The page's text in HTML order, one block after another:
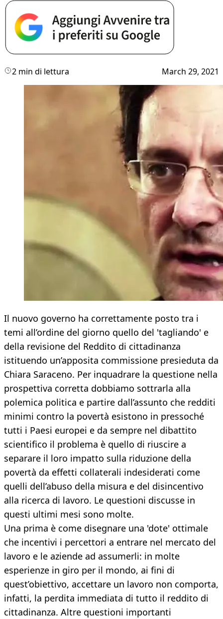
2 min di lettura March 29, 2021
Il nuovo governo ha correttamente posto tra i
temi all’ordine del giorno quello del 'tagliando' e
della revisione del Reddito di cittadinanza
istituendo un’apposita commissione presieduta da
Chiara Saraceno. Per inquadrare la questione nella
prospettiva corretta dobbiamo sottrarla alla
polemica politica e partire dall’assunto che redditi
minimi contro la povertà esistono in pressoché
tutti i Paesi europei e da sempre nel dibattito
scientifico il problema è quello di riuscire a
separare il loro impatto sulla riduzione della
povertà da effetti collaterali indesiderati come
quelli dell’abuso della misura e del disincentivo
alla ricerca di lavoro. Le questioni discusse in
questi ultimi mesi sono molte.
Una prima è come disegnare una 'dote' ottimale
che incentivi i percettori a entrare nel mercato del
lavoro e le aziende ad assumerli: in molte
esperienze in giro per il mondo, ai fini di
quest’obiettivo, accettare un lavoro non comporta,
infatti, la perdita immediata di tutto il reddito di
cittadinanza. Altre questioni importanti